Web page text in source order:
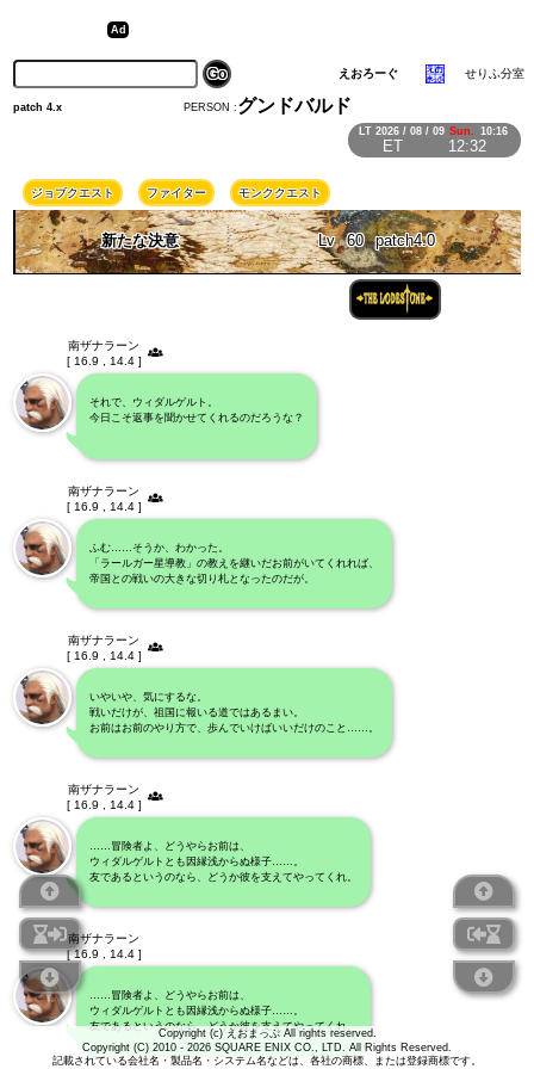
Copyright (c) えおまっぷ All rights reserved.
Copyright (C) 2010 - 2026 SQUARE ENIX CO., LTD. All Rights Reserved.
記載されている会社名・製品名・システム名などは、各社の商標、または登録商標です。
LT 2026 / 08 / 09 Sun. 10:16
ET 12:32
えおろーぐ せりふ分室
PERSON : グンドバルド
patch 4.x
ジョブクエスト ファイター モンククエスト
新たな決意 Lv 60 patch4.0
南ザナラーン
[ 16.9 , 14.4 ]
それで、ウィダルゲルト。
今日こそ返事を聞かせてくれるのだろうな？
南ザナラーン
[ 16.9 , 14.4 ]
ふむ……そうか、わかった。
「ラールガー星導教」の教えを継いだお前がいてくれれば、
帝国との戦いの大きな切り札となったのだが。
南ザナラーン
[ 16.9 , 14.4 ]
いやいや、気にするな。
戦いだけが、祖国に報いる道ではあるまい。
お前はお前のやり方で、歩んでいけばいいだけのこと……。
南ザナラーン
[ 16.9 , 14.4 ]
……冒険者よ、どうやらお前は、
ウィダルゲルトとも因縁浅からぬ様子……。
友であるというのなら、どうか彼を支えてやってくれ。
南ザナラーン
[ 16.9 , 14.4 ]
……冒険者よ、どうやらお前は、
ウィダルゲルトとも因縁浅からぬ様子……。
友であるというのなら、どうか彼を支えてやってくれ。